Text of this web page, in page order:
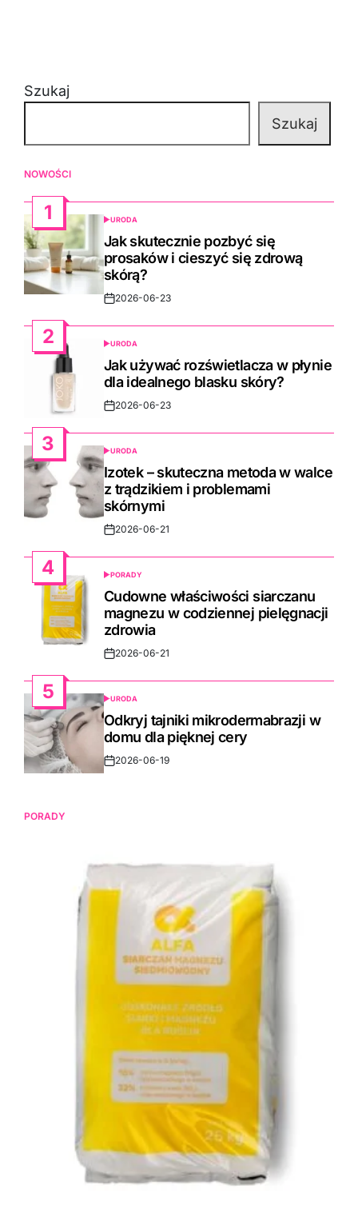
Szukaj
Szukaj
NOWOŚCI
1
POSTED
IN
URODA
Jak skutecznie pozbyć się
prosaków i cieszyć się zdrową
skórą?
Post2026-06-23
2
POSTED
IN
URODA
Jak używać rozświetlacza w płynie
dla idealnego blasku skóry?
Post2026-06-23
3
POSTED
IN
URODA
Izotek – skuteczna metoda w walce
z trądzikiem i problemami
skórnymi
Post2026-06-21
4
POSTED
IN
PORADY
Cudowne właściwości siarczanu
magnezu w codziennej pielęgnacji
zdrowia
Post2026-06-21
5
POSTED
IN
URODA
Odkryj tajniki mikrodermabrazji w
domu dla pięknej cery
Post2026-06-19
PORADY